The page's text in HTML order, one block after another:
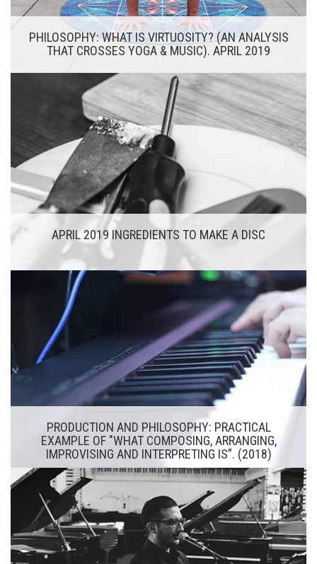
PHILOSOPHY: WHAT IS VIRTUOSITY? (AN ANALYSIS
THAT CROSSES YOGA & MUSIC). APRIL 2019
APRIL 2019 INGREDIENTS TO MAKE A DISC
PRODUCTION AND PHILOSOPHY: PRACTICAL
EXAMPLE OF "WHAT COMPOSING, ARRANGING,
IMPROVISING AND INTERPRETING IS”. (2018)